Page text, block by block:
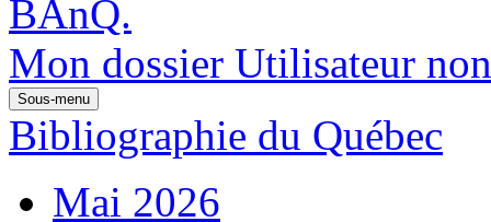
Mon dossier Utilisateur
Sous-menu
Bibliographie du Québec
Mai 2026